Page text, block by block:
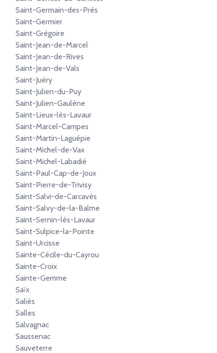
Saint-Germain-des-Prés
Saint-Germier
Saint-Grégoire
Saint-Jean-de-Marcel
Saint-Jean-de-Rives
Saint-Jean-de-Vals
Saint-Juéry
Saint-Julien-du-Puy
Saint-Julien-Gaulène
Saint-Lieux-lès-Lavaur
Saint-Marcel-Campes
Saint-Martin-Laguépie
Saint-Michel-de-Vax
Saint-Michel-Labadié
Saint-Paul-Cap-de-Joux
Saint-Pierre-de-Trivisy
Saint-Salvi-de-Carcavès
Saint-Salvy-de-la-Balme
Saint-Sernin-lès-Lavaur
Saint-Sulpice-la-Pointe
Saint-Urcisse
Sainte-Cécile-du-Cayrou
Sainte-Croix
Sainte-Gemme
Saïx
Saliès
Salles
Salvagnac
Saussenac
Sauveterre